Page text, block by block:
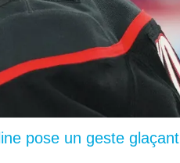
pose un geste glaçant